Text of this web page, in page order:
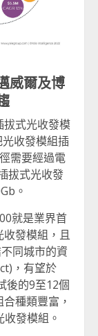
威爾及博
拔式光收發模
收發模組插
需要經過電
拔式光收發
。
就是業界首
收發模組，且
同城市的資
，有望於
後的9至12個
種類豐富，
發模組。